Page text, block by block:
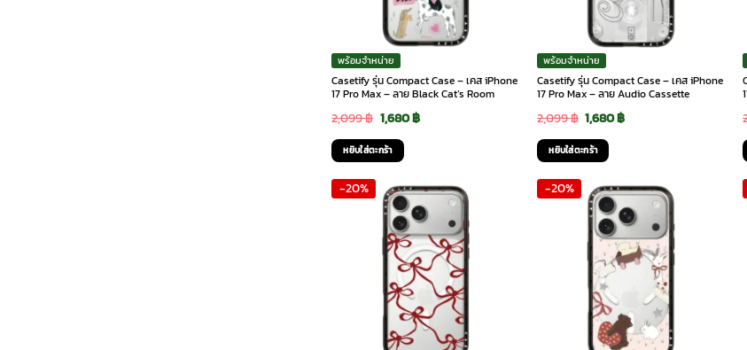
พร้อมจำหน่าย
Casetify รุ่น Compact Case – เคส iPhone
17 Pro Max – ลาย Black Cat’s Room
2,099฿ Original
price
was:
2,099 ฿.
1,680฿Current
1,680 ฿.
หยิบใส่ตะกร้า
พร้อมจำหน่าย
Casetify รุ่น Compact Case – เคส iPhone
17 Pro Max – ลาย Audio Cassette
2,099฿ Original
price
was:
2,099 ฿.
1,680฿Current
1,680 ฿.
หยิบใส่ตะกร้า
-20% -20%